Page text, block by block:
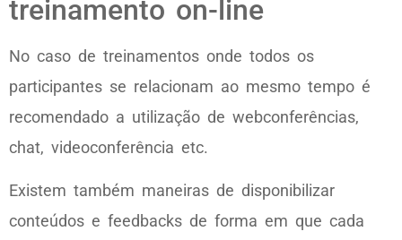
treinamento on-line
No caso de treinamentos onde todos os
participantes se relacionam ao mesmo tempo é
recomendado a utilização de webconferências,
chat, videoconferência etc.
Existem também maneiras de disponibilizar
conteúdos e feedbacks de forma em que cada